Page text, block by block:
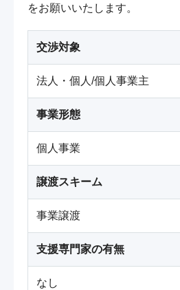
をお願いいたします。
交渉対象
法人・個人/個人事業主
事業形態
個人事業
譲渡スキーム
事業譲渡
支援専門家の有無
なし